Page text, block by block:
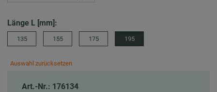
Länge L [mm]:
135 155 175 195
Auswahl zurücksetzen
Art.-Nr.: 176134